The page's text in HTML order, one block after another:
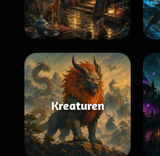
Kreaturen